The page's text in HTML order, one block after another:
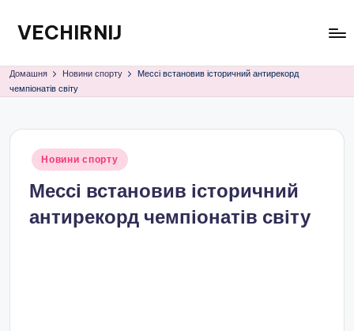
Перейти
вмісту
VECHIRNIJ
Домашня Новини спорту
Мессі встановив історичний антирекорд
чемпіонатів світу
Опубліковано
Новини спорту
Мессі встановив історичний
антирекорд чемпіонатів світу